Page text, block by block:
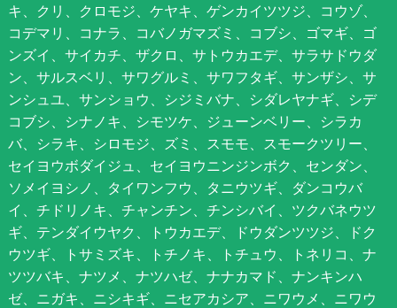
キ、クリ、クロモジ、ケヤキ、ゲンカイツツジ、コウゾ、
コデマリ、コナラ、コバノガマズミ、コブシ、ゴマギ、ゴ
ンズイ、サイカチ、ザクロ、サトウカエデ、サラサドウダ
ン、サルスベリ、サワグルミ、サワフタギ、サンザシ、サ
ンシュユ、サンショウ、シジミバナ、シダレヤナギ、シデ
コブシ、シナノキ、シモツケ、ジューンベリー、シラカ
バ、シラキ、シロモジ、ズミ、スモモ、スモークツリー、
セイヨウボダイジュ、セイヨウニンジンボク、センダン、
ソメイヨシノ、タイワンフウ、タニウツギ、ダンコウバ
イ、チドリノキ、チャンチン、チンシバイ、ツクバネウツ
ギ、テンダイウヤク、トウカエデ、ドウダンツツジ、ドク
ウツギ、トサミズキ、トチノキ、トチュウ、トネリコ、ナ
ツツバキ、ナツメ、ナツハゼ、ナナカマド、ナンキンハ
ゼ、ニガキ、ニシキギ、ニセアカシア、ニワウメ、ニワウ